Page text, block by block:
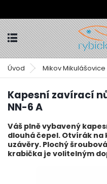
Úvod Mikov Mikulášovice
Kapesní zavírací
NN-6 A
Váš plně vybavený
dlouhá čepel. Otvírák
uzávěry. Plochý
krabička je volitelným